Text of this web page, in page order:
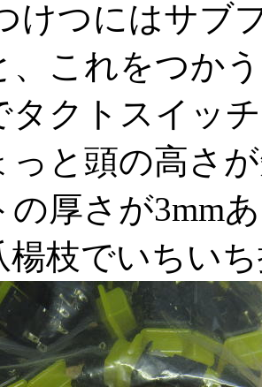
けつにはサブ
、これをつか
クトスイッ
っと頭の高さ
の厚さが3mm
枝でいちいち